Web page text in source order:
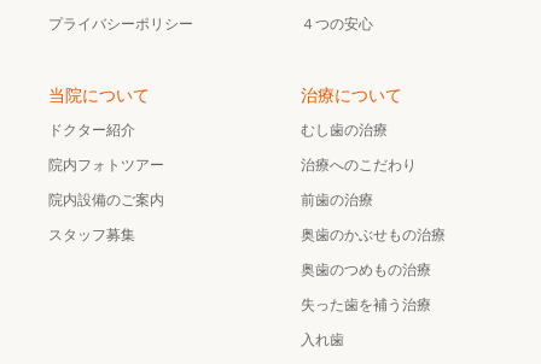
プライバシーポリシー ４つの安心
当院について
ドクター紹介
院内フォトツアー
院内設備のご案内
スタッフ募集
治療について
むし歯の治療
治療へのこだわり
前歯の治療
奥歯のかぶせもの治療
奥歯のつめもの治療
失った歯を補う治療
入れ歯